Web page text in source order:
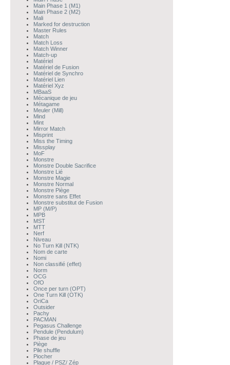
Main Phase 1 (M1)
Main Phase 2 (M2)
Mali
Marked for destruction
Master Rules
Match
Match Loss
Match Winner
Match-up
Matériel
Matériel de Fusion
Matériel de Synchro
Matériel Lien
Matériel Xyz
MBaaS
Mécanique de jeu
Métagame
Meuler (Mill)
Mind
Mint
Mirror Match
Misprint
Miss the Timing
Missplay
MoF
Monstre
Monstre Double Sacrifice
Monstre Lié
Monstre Magie
Monstre Normal
Monstre Piège
Monstre sans Effet
Monstre substitut de Fusion
MP (M/P)
MPB
MST
MTT
Nerf
Niveau
No Turn Kill (NTK)
Nom de carte
Nomi
Non classifié (effet)
Norm
OCG
OfO
Once per turn (OPT)
One Turn Kill (OTK)
OriCa
Outsider
Pachy
PACMAN
Pegasus Challenge
Pendule (Pendulum)
Phase de jeu
Piège
Pile shuffle
Piocher
Plague / PSZ/ Zép